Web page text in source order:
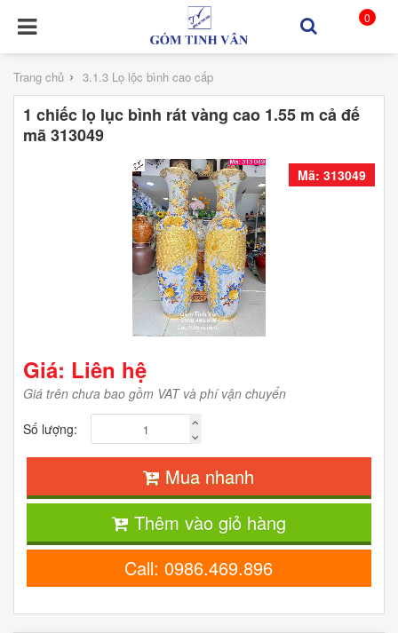
0
Trang chủ › 3.1.3 Lọ lộc bình cao cấp
1 chiếc lọ lục bình rát vàng cao 1.55 m cả đế
mã 313049
Mã: 313049
Giá: Liên hệ
Giá trên chưa bao gồm VAT và phí vận chuyển
Số lượng:
Mua nhanh
Thêm vào giỏ hàng
Call: 0986.469.896